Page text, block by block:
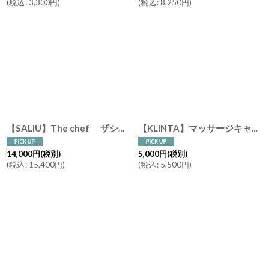
(税込: 3,300円)
(税込: 8,250円)
【SALIU】The chef ザシェフ 炭焼きグリル 大 水コンロ 美濃焼 Chacoal Grill 陶器 日本製
14,000円(税別)
(税込: 15,400円)
【KLINTA】マッサージキャンドル 300ml 60h クリンタ 蓋付 木製蓋 スウェーデン アロマキャンドル
5,000円(税別)
(税込: 5,500円)